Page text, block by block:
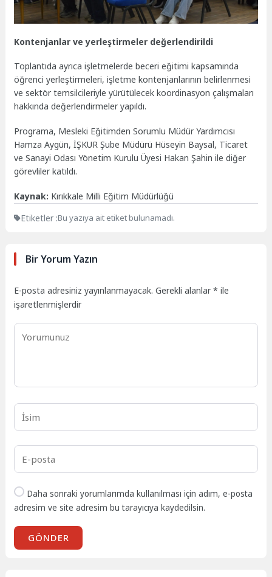
Kontenjanlar ve yerleştirmeler değerlendirildi
Toplantıda ayrıca işletmelerde beceri eğitimi kapsamında
öğrenci yerleştirmeleri, işletme kontenjanlarının belirlenmesi
ve sektör temsilcileriyle yürütülecek koordinasyon çalışmaları
hakkında değerlendirmeler yapıldı.
Programa, Mesleki Eğitimden Sorumlu Müdür Yardımcısı
Hamza Aygün, İŞKUR Şube Müdürü Hüseyin Baysal, Ticaret
ve Sanayi Odası Yönetim Kurulu Üyesi Hakan Şahin ile diğer
görevliler katıldı.
Kaynak: Kırıkkale Milli Eğitim Müdürlüğü
Etiketler :Bu yazıya ait etiket bulunamadı.
Bir Yorum Yazın
E-posta adresiniz yayınlanmayacak. Gerekli alanlar* ile
işaretlenmişlerdir
Daha sonraki yorumlarımda kullanılması için adım, e-posta
adresim ve site adresim bu tarayıcıya kaydedilsin.
GÖNDER